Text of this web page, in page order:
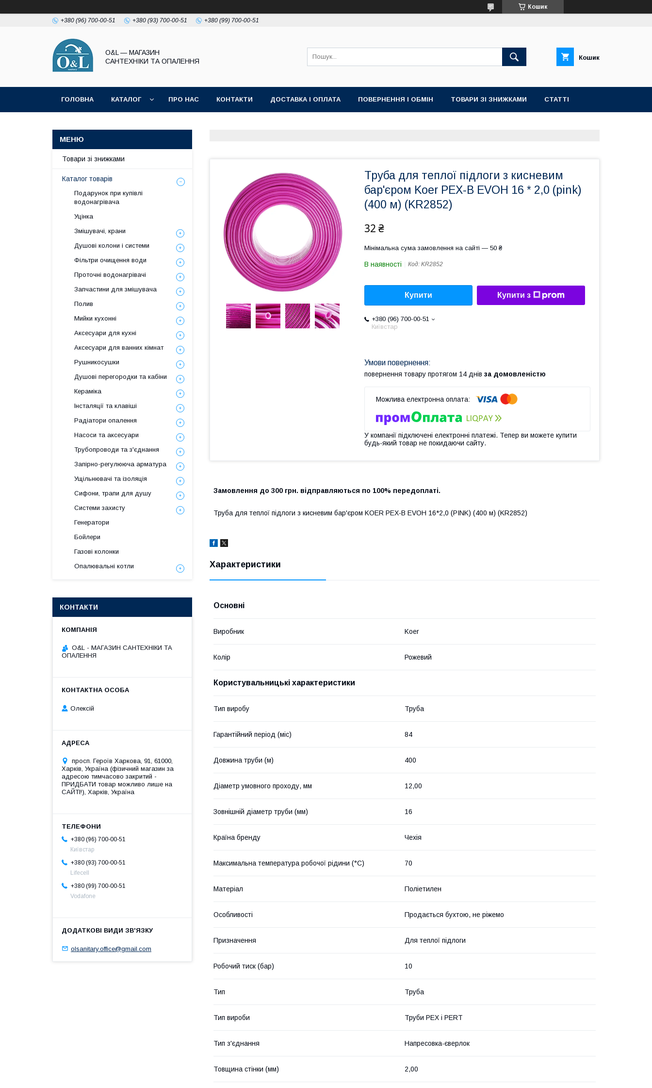
Кошик
+380 (96) 700-00-51 +380 (93) 700-00-51 +380 (99) 700-00-51
O&L — МАГАЗИН
САНТЕХНІКИ ТА ОПАЛЕННЯ
Кошик
ГОЛОВНА КАТАЛОГ ПРО НАС КОНТАКТИ ДОСТАВКА І ОПЛАТА ПОВЕРНЕННЯ І ОБМІН ТОВАРИ ЗІ ЗНИЖКАМИ СТАТТІ
Труба для теплої підлоги з кисневим
бар'єром Koer PEX-B EVOH 16 * 2,0 (pink)
(400 м) (KR2852)
32 ₴
Мінімальна сума замовлення на сайті — 50 ₴
В наявності Код: KR2852
Купити Купити з
+380 (96) 700-00-51
Київстар
повернення товару протягом 14 днів за домовленістю
У компанії підключені електронні платежі. Тепер ви можете купити
будь-який товар не покидаючи сайту.
Замовлення до 300 грн. відправляються по 100% передоплаті.
Труба для теплої підлоги з кисневим бар'єром KOER PEX-B EVOH 16*2,0 (PINK) (400 м) (KR2852)
Характеристики
Основні
Виробник Koer
Колір Рожевий
Користувальницькі характеристики
Тип виробу Труба
Гарантійний період (міс) 84
Довжина труби (м) 400
Діаметр умовного проходу, мм 12,00
Зовнішній діаметр труби (мм) 16
Країна бренду Чехія
Максимальна температура робочої рідини (°C) 70
Матеріал Поліетилен
Особливості Продається бухтою, не ріжемо
Призначення Для теплої підлоги
Робочий тиск (бар) 10
Тип Труба
Тип вироби Труби PEX і PERT
Тип з'єднання Напресовка-єверлок
Товщина стінки (мм) 2,00
Товари зі знижками
Каталог товарів
Подарунок при купівлі
водонагрівача
Уцінка
Змішувачі, крани
Душові колони і системи
Фільтри очищення води
Проточні водонагрівачі
Запчастини для змішувача
Полив
Мийки кухонні
Аксесуари для кухні
Аксесуари для ванних кімнат
Рушникосушки
Душові перегородки та кабіни
Кераміка
Інсталяції та клавіші
Радіатори опалення
Насоси та аксесуари
Трубопроводи та з'єднання
Запірно-регулююча арматура
Ущільнювачі та ізоляція
Сифони, трапи для душу
Системи захисту
Генератори
Бойлери
Газові колонки
Опалювальні котли
КОНТАКТИ
O&L - МАГАЗИН САНТЕХНІКИ ТА
ОПАЛЕННЯ
Олексій
просп. Героїв Харкова, 91, 61000,
Харків, Україна (фізичний магазин за
адресою тимчасово закритий -
ПРИДБАТИ товар можливо лише на
САЙТІ!), Харків, Україна
+380 (96) 700-00-51
Київстар
+380 (93) 700-00-51
Lifecell
+380 (99) 700-00-51
Vodafone
olsanitary.office@gmail.com